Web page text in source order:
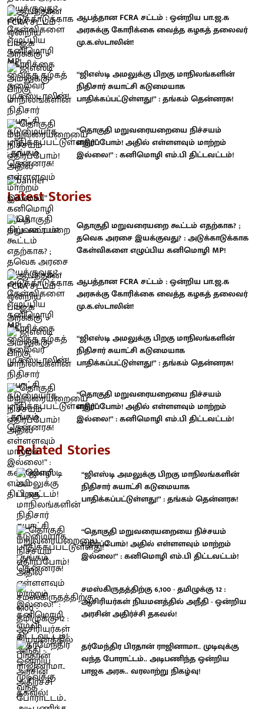
ஆபத்தான FCRA சட்டம் : ஒன்றிய பா.ஜ.க
அரசுக்கு கோரிக்கை வைத்த கழகத் தலைவர்
மு.க.ஸ்டாலின்!
“ஜிஎஸ்டி அமலுக்கு பிறகு மாநிலங்களின்
நிதிசார் சுயாட்சி கடுமையாக
பாதிக்கப்பட்டுள்ளது!” : தங்கம் தென்னரசு!
“தொகுதி மறுவரையறையை நிச்சயம்
எதிர்ப்போம்! அதில் எள்ளளவும் மாற்றம்
இல்லை!” : கனிமொழி எம்.பி திட்டவட்டம்!
Latest Stories
தொகுதி மறுவரையறை கூட்டம் எதற்காக? ;
தவெக அரசை இயக்குவது? : அடுக்காடுக்காக
கேள்விகளை எழுப்பிய கனிமொழி MP!
ஆபத்தான FCRA சட்டம் : ஒன்றிய பா.ஜ.க
அரசுக்கு கோரிக்கை வைத்த கழகத் தலைவர்
மு.க.ஸ்டாலின்!
“ஜிஎஸ்டி அமலுக்கு பிறகு மாநிலங்களின்
நிதிசார் சுயாட்சி கடுமையாக
பாதிக்கப்பட்டுள்ளது!” : தங்கம் தென்னரசு!
“தொகுதி மறுவரையறையை நிச்சயம்
எதிர்ப்போம்! அதில் எள்ளளவும் மாற்றம்
இல்லை!” : கனிமொழி எம்.பி திட்டவட்டம்!
Related Stories
“ஜிஎஸ்டி அமலுக்கு பிறகு மாநிலங்களின்
நிதிசார் சுயாட்சி கடுமையாக
பாதிக்கப்பட்டுள்ளது!” : தங்கம் தென்னரசு!
“தொகுதி மறுவரையறையை நிச்சயம்
எதிர்ப்போம்! அதில் எள்ளளவும் மாற்றம்
இல்லை!” : கனிமொழி எம்.பி திட்டவட்டம்!
சமஸ்கிருதத்திற்கு 6,100 - தமிழுக்கு 12 :
ஆசிரியர்கள் நியமனத்தில் அநீதி - ஒன்றிய
அரசின் அதிர்ச்சி தகவல்!
தர்மேந்திர பிரதான் ராஜினாமா.. முடிவுக்கு
வந்த போராட்டம்.. அடிபணிந்த ஒன்றிய
பாஜக அரசு.. வரலாற்று நிகழ்வு!